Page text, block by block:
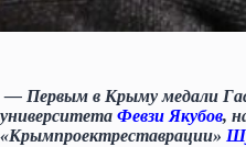
— Первым в Крыму медали
университета Февзи Якубов,
«Крымпроектреставрации»